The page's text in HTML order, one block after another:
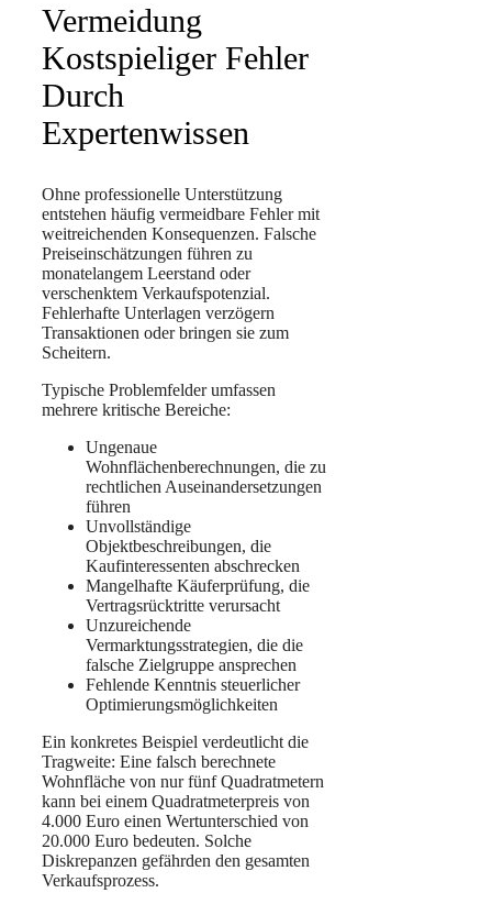
Vermeidung
Kostspieliger Fehler
Durch
Expertenwissen
Ohne professionelle Unterstützung
entstehen häufig vermeidbare Fehler mit
weitreichenden Konsequenzen. Falsche
Preiseinschätzungen führen zu
monatelangem Leerstand oder
verschenktem Verkaufspotenzial.
Fehlerhafte Unterlagen verzögern
Transaktionen oder bringen sie zum
Scheitern.
Typische Problemfelder umfassen
mehrere kritische Bereiche:
Ungenaue
Wohnflächenberechnungen, die zu
rechtlichen Auseinandersetzungen
führen
Unvollständige
Objektbeschreibungen, die
Kaufinteressenten abschrecken
Mangelhafte Käuferprüfung, die
Vertragsrücktritte verursacht
Unzureichende
Vermarktungsstrategien, die die
falsche Zielgruppe ansprechen
Fehlende Kenntnis steuerlicher
Optimierungsmöglichkeiten
Ein konkretes Beispiel verdeutlicht die
Tragweite: Eine falsch berechnete
Wohnfläche von nur fünf Quadratmetern
kann bei einem Quadratmeterpreis von
4.000 Euro einen Wertunterschied von
20.000 Euro bedeuten. Solche
Diskrepanzen gefährden den gesamten
Verkaufsprozess.